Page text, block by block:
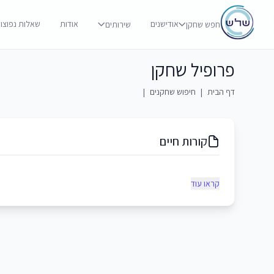
חפש שחקן אודישנים שירותים אודות שאלות
פרופיל שחקן
דף הבית | חיפוש שחקנים |
קורות חיים
קראו עוד